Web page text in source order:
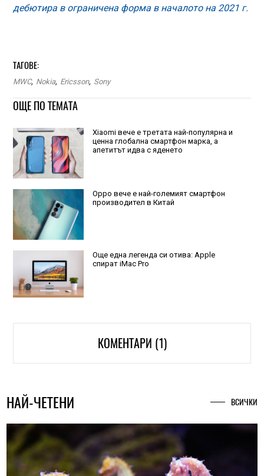
дебютира в ограничена форма в началото на 2021 г.
ТАГОВЕ:
MWC, Nokia, Ericsson, Sony
ОЩЕ ПО ТЕМАТА
Xiaomi вече е третата най-популярна и
ценна глобална смартфон марка, а
апетитът идва с яденето
Oppo вече е най-големият смартфон
производител в Китай
Още една легенда си отива: Apple
спират iMac Pro
КОМЕНТАРИ (1)
НАЙ-ЧЕТЕНИ ВСИЧКИ